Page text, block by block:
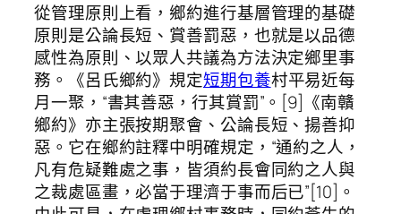
從管理原則上看，鄉約進行基層管理的基礎
原則是公論長短、賞善罰惡，也就是以品德
感性為原則、以眾人共議為方法決定鄉里事
務。《呂氏鄉約》規定短期包養村平易近每
月一聚，“書其善惡，行其賞罰”。[9]《南贛
鄉約》亦主張按期聚會、公論長短、揚善抑
惡。它在鄉約註釋中明確規定，“通約之人，
凡有危疑難處之事，皆須約長會同約之人與
之裁處區畫，必當于理濟于事而后已”[10]。